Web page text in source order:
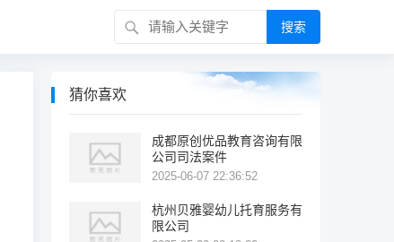
搜索
猜你喜欢
成都原创优品教育咨询有限
公司司法案件
2025-06-07 22:36:52
杭州贝雅婴幼儿托育服务有
限公司